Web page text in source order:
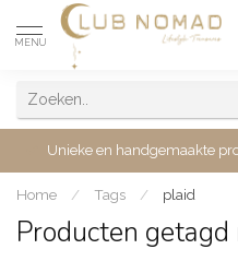
MENU
Unieke en handgemaakte
Home / Tags / plaid
Producten